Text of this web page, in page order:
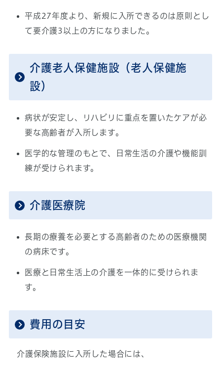
平成27年度より、新規に入所できるのは原則とし
て要介護3以上の方になりました。
介護老人保健施設（老人保健施
設）
病状が安定し、リハビリに重点を置いたケアが必
要な高齢者が入所します。
医学的な管理のもとで、日常生活の介護や機能訓
練が受けられます。
介護医療院
長期の療養を必要とする高齢者のための医療機関
の病床です。
医療と日常生活上の介護を一体的に受けられま
す。
費用の目安
介護保険施設に入所した場合には、